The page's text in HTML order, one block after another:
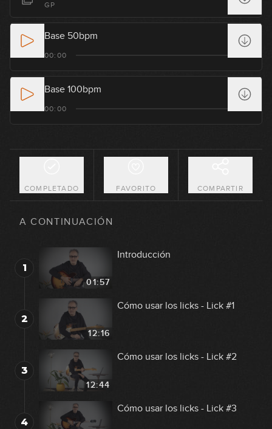
GP
Base 50bpm
00:00
Base 100bpm
00:00
COMPLETADO FAVORITO COMPARTIR
A CONTINUACIÓN
1
01:57
Introducción
2
12:16
Cómo usar los licks - Lick #1
3
12:44
Cómo usar los licks - Lick #2
4
Cómo usar los licks - Lick #3